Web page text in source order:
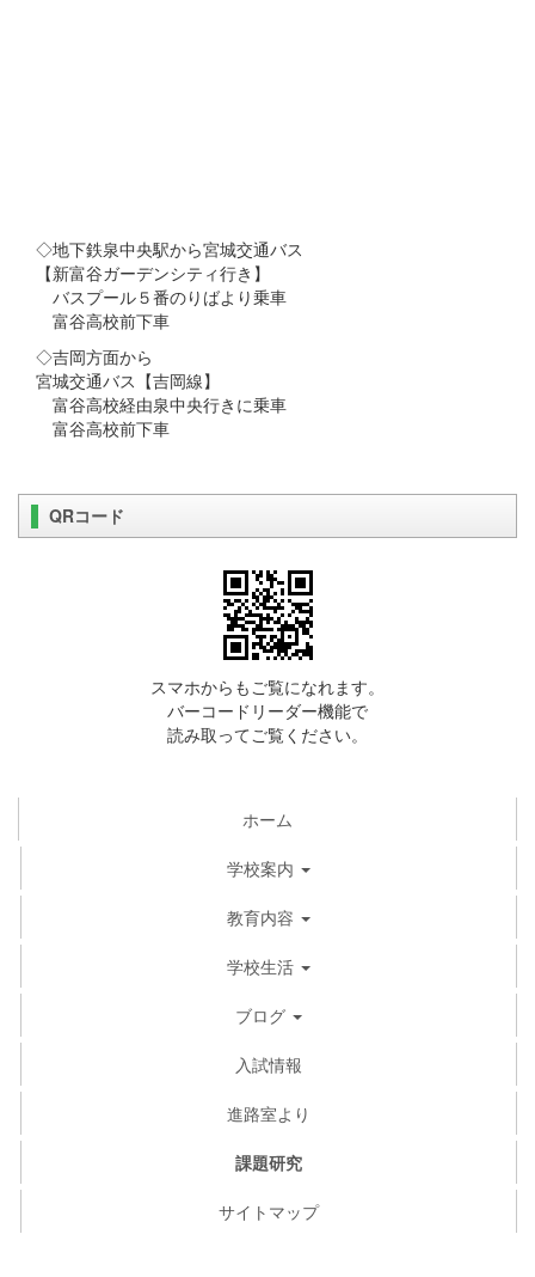
◇地下鉄泉中央駅から宮城交通バス
【新富谷ガーデンシティ行き】
バスプール５番のりばより乗車
富谷高校前下車
◇吉岡方面から
宮城交通バス【吉岡線】
富谷高校経由泉中央行きに乗車
富谷高校前下車
QRコード
スマホからもご覧になれます。
バーコードリーダー機能で
読み取ってご覧ください。
ホーム
学校案内
教育内容
学校生活
ブログ
入試情報
進路室より
課題研究
サイトマップ